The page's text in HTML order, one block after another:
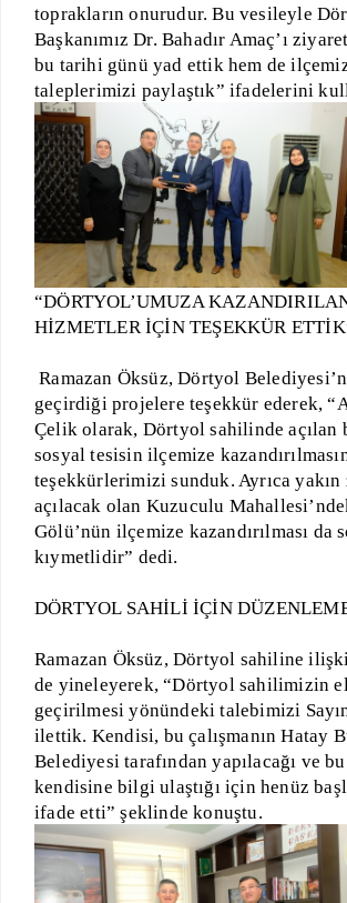
toprakların onurudur. Bu vesileyle
Başkanımız Dr. Bahadır Amaç’ı
bu tarihi günü yad ettik hem de
taleplerimizi paylaştık” ifadelerini
“DÖRTYOL’UMUZA
HİZMETLER İÇİN TEŞEKKÜR
Ramazan Öksüz, Dörtyol
geçirdiği projelere teşekkür ederek,
Çelik olarak, Dörtyol sahilinde açılan
sosyal tesisin ilçemize
teşekkürlerimizi sunduk. Ayrıca yakın
açılacak olan Kuzuculu
Gölü’nün ilçemize kazandırılması da
kıymetlidir” dedi.
DÖRTYOL SAHİLİ İÇİN
Ramazan Öksüz, Dörtyol sahiline
de yineleyerek, “Dörtyol sahilimizin
geçirilmesi yönündeki talebimizi Sayın
ilettik. Kendisi, bu çalışmanın Hatay
Belediyesi tarafından yapılacağı ve
kendisine bilgi ulaştığı için henüz
ifade etti” şeklinde konuştu.